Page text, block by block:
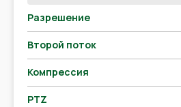
Разрешение
Второй поток
Компрессия
PTZ